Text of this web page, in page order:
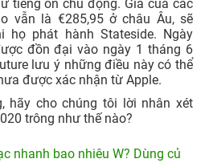
tiếng ồn chủ động. Giá của các
vẫn là €285,95 ở châu Âu, sẽ
họ phát hành Stateside. Ngày
đồn đại vào ngày 1 tháng 6
lưu ý những điều này có thể
được xác nhận từ Apple.
hãy cho chúng tôi lời nhân xét
trông như thế nào?
nhanh bao nhiêu W? Dùng củ